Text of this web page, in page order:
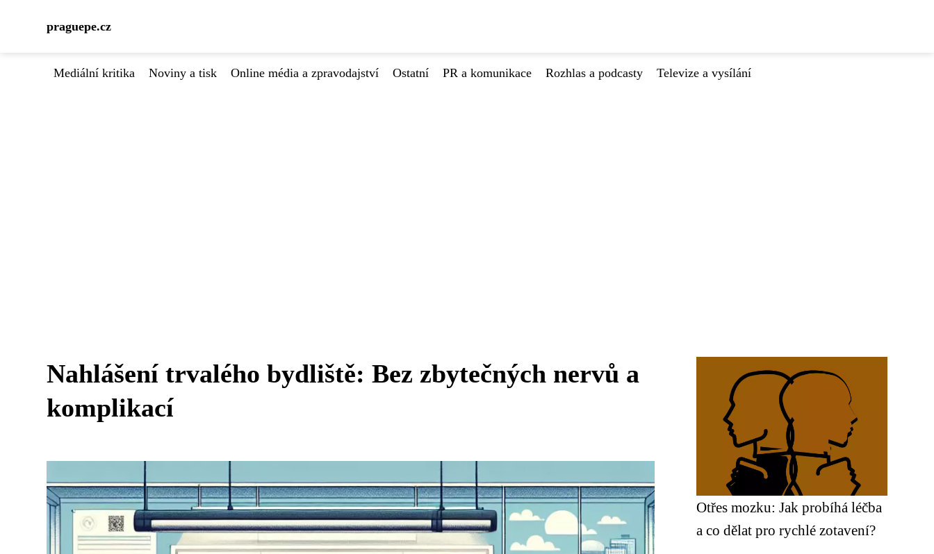
praguepe.cz
Mediální kritika Noviny a tisk Online média a zpravodajství Ostatní PR a komunikace Rozhlas a podcasty Televize a vysílání
Nahlášení trvalého bydliště: Bez zbytečných nervů a
komplikací
Otřes mozku: Jak probíhá léčba
a co dělat pro rychlé zotavení?